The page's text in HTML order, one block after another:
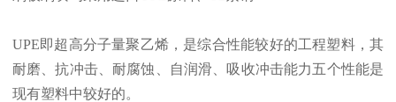
UPE即超高分子量聚乙烯，是综合性能较好的工程塑料，其
耐磨、抗冲击、耐腐蚀、自润滑、吸收冲击能力五个性能是
现有塑料中较好的。